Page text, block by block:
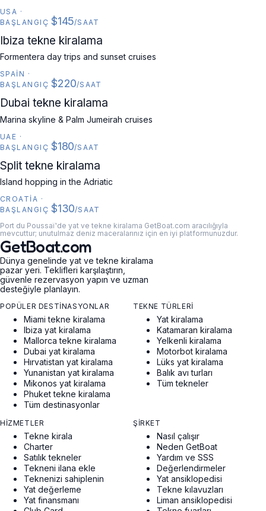
USA ·
BAŞLANGIÇ $145/SAAT
SPAIN
Ibiza tekne kiralama
Formentera day trips and sunset cruises
SPAIN ·
BAŞLANGIÇ $220/SAAT
UAE
Dubai tekne kiralama
Marina skyline & Palm Jumeirah cruises
UAE ·
BAŞLANGIÇ $180/SAAT
CROATIA
Split tekne kiralama
Island hopping in the Adriatic
CROATIA ·
BAŞLANGIÇ $130/SAAT
Port du Poussaï'de yat ve tekne kiralama GetBoat.com aracılığıyla
mevcuttur; unutulmaz deniz maceralarınız için en iyi platformunuzdur.
GetBoat.com
Dünya genelinde yat ve tekne kiralama
pazar yeri. Teklifleri karşılaştırın,
güvenle rezervasyon yapın ve uzman
desteğiyle planlayın.
POPÜLER DESTINASYONLAR
Miami tekne kiralama
Ibiza yat kiralama
Mallorca tekne kiralama
Dubai yat kiralama
Hırvatistan yat kiralama
Yunanistan yat kiralama
Mikonos yat kiralama
Phuket tekne kiralama
Tüm destinasyonlar
TEKNE TÜRLERI
Yat kiralama
Katamaran kiralama
Yelkenli kiralama
Motorbot kiralama
Lüks yat kiralama
Balık avı turları
Tüm tekneler
HIZMETLER
Tekne kirala
Charter
Satılık tekneler
Tekneni ilana ekle
Teknenizi sahiplenin
Yat değerleme
Yat finansmanı
ŞIRKET
Nasıl çalışır
Neden GetBoat
Yardım ve SSS
Değerlendirmeler
Yat ansiklopedisi
Tekne kılavuzları
Liman ansiklopedisi